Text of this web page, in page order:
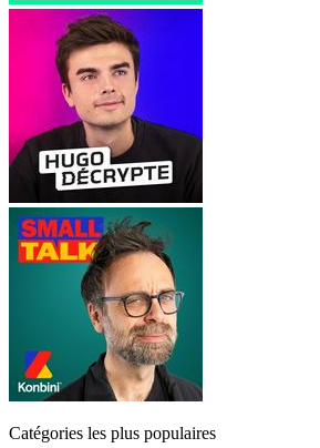
Catégories les plus populaires